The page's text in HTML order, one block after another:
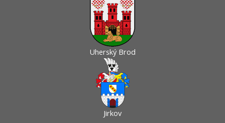
Uherský Brod
Jirkov